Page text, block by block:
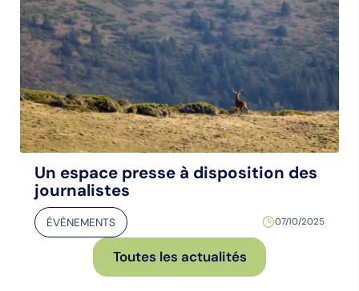
Un espace presse à disposition des
journalistes
ÉVÈNEMENTS 07/10/2025
Toutes les actualités